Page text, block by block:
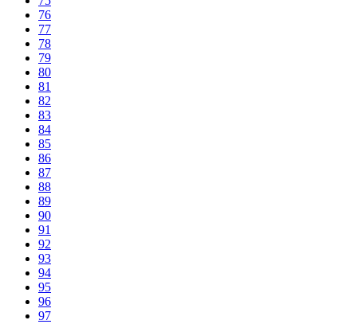
76
77
78
79
80
81
82
83
84
85
86
87
88
89
90
91
92
93
94
95
96
97